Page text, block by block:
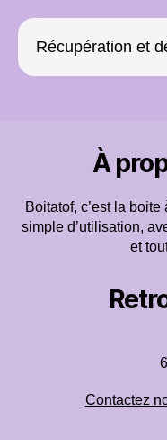
Récupération et
À
Boitatof, c’est la
simple d’utilisation,
et
Contactez